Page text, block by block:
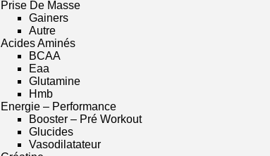
Prise De Masse
Gainers
Autre
Acides Aminés
BCAA
Eaa
Glutamine
Hmb
Energie – Performance
Booster – Pré Workout
Glucides
Vasodilatateur